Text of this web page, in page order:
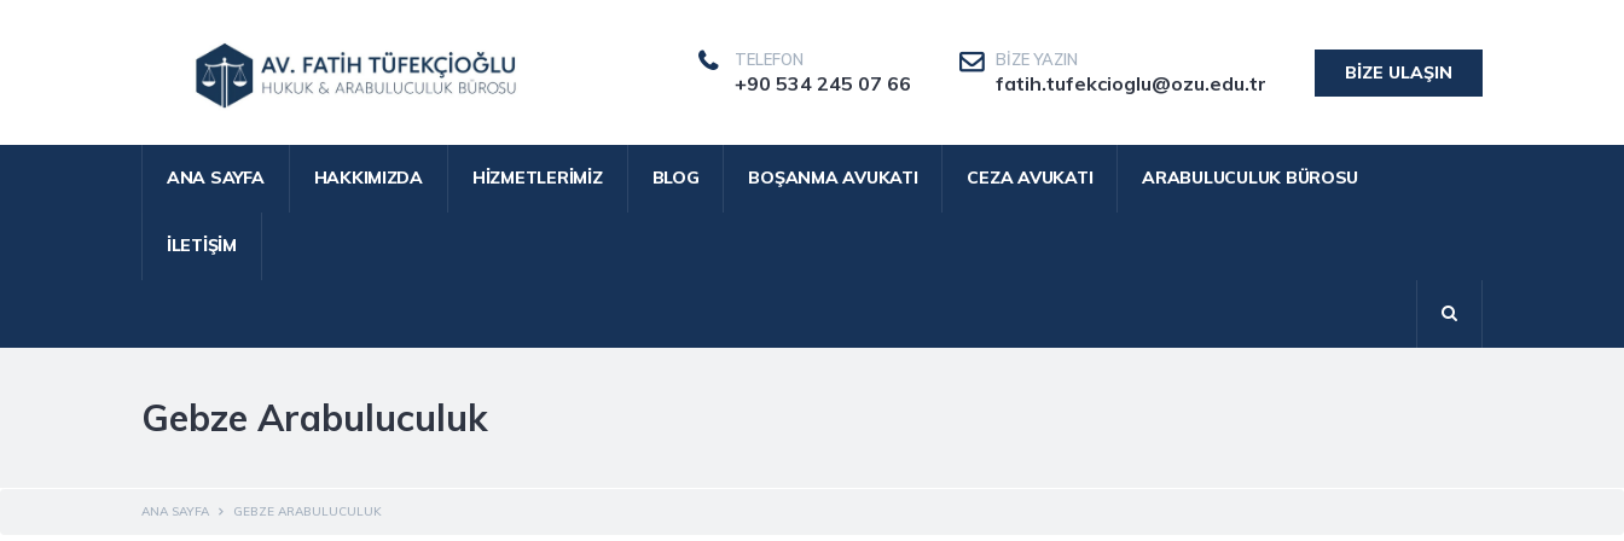
TELEFON
+90 534 245 07 66
BIZE YAZIN
fatih.tufekcioglu@ozu.edu.tr BIZE ULAŞIN
ANA SAYFA HAKKIMIZDA HIZMETLERIMIZ BLOG BOŞANMA AVUKATI CEZA AVUKATI ARABULUCULUK BÜROSU
İLETIŞIM
Gebze Arabuluculuk
ANA SAYFA GEBZE ARABULUCULUK